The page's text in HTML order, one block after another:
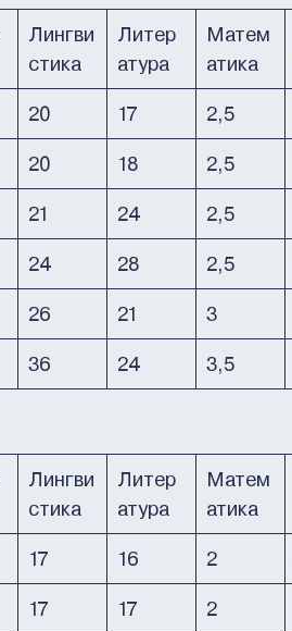
Лингви
стика
Литер
атура
Матем
атика
20 17 2,5
20 18 2,5
21 24 2,5
24 28 2,5
26 21 3
36 24 3,5
Лингви
стика
Литер
атура
Матем
атика
17 16 2
17 17 2